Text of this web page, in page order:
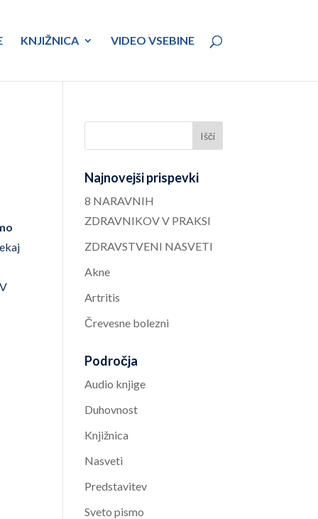
KNJIŽNICA VIDEO VSEBINE
Najnovejši prispevki
8 NARAVNIH
ZDRAVNIKOV V PRAKSI
ZDRAVSTVENI NASVETI
Akne
Artritis
Črevesne bolezni
Področja
Audio knjige
Duhovnost
Knjižnica
Nasveti
Predstavitev
Sveto pismo